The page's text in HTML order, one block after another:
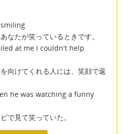
なたが笑っているときです。
at me I couldn't help
向けてくれる人には、笑顔で返
he was watching a funny
で見て笑っていた。